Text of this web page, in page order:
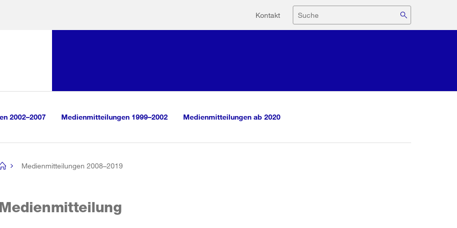
Hilfsnavigation
Kontakt Suche
2002–2007 Medienmitteilungen 1999–2002 Medienmitteilungen ab 2020
Medienmitteilungen 2008–2019